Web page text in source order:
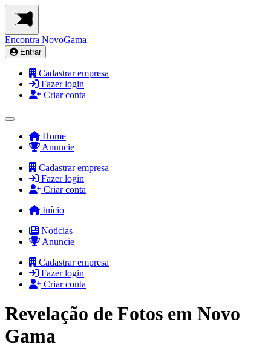
Encontra NovoGama
Entrar
Cadastrar empresa
Fazer login
Criar conta
Home
Anuncie
Cadastrar empresa
Fazer login
Criar conta
Início
Notícias
Anuncie
Cadastrar empresa
Fazer login
Criar conta
Revelação de Fotos em Novo
Gama